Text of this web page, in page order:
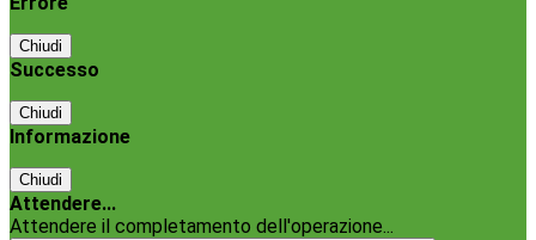
Chiudi
Successo
Chiudi
Informazione
Chiudi
Attendere...
Attendere il completamento dell'operazione...